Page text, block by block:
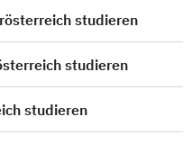
am
studieren
studieren
studieren